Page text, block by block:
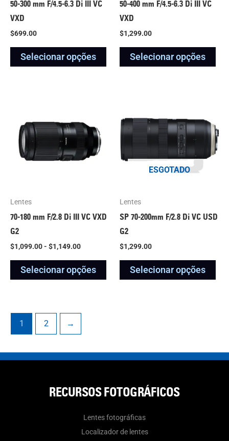
50-300 mm F/4.5-6.3 Di III VC
VXD
$699.00
Selecionar opções
escolhidas
50-400 mm F/4.5-6.3 Di III VC
VXD
$1,299.00
Selecionar opções
Lentes
70-180 mm F/2.8 Di III VC VXD
G2
$1,099.00- $1,149.00
$1,099.00
a
$1,149.00
Selecionar opções
variantes.
podem
ser
escolhidas
ESGOTADO
Lentes
SP 70-200mm F/2.8 Di VC USD
G2
$1,299.00
Selecionar opções
tem
ser
1 2 →
RECURSOS FOTOGRÁFICOS
Lentes fotográficas
Localizador de lentes